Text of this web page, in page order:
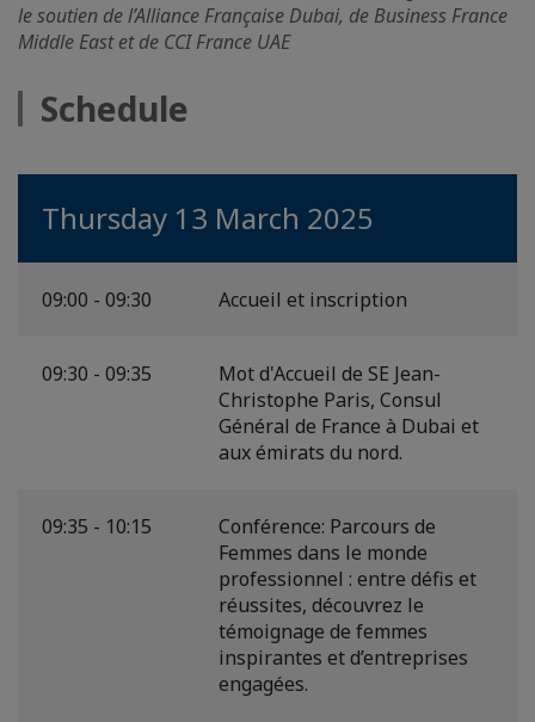
le soutien de l’Alliance Française Dubai, de Business France
Middle East et de CCI France UAE
Schedule
Thursday 13 March 2025
09:00 - 09:30 Accueil et inscription
09:30 - 09:35
Mot d'Accueil de SE Jean-
Christophe Paris, Consul
Général de France à Dubai et
aux émirats du nord.
09:35 - 10:15
Conférence: Parcours de
Femmes dans le monde
professionnel : entre défis et
réussites, découvrez le
témoignage de femmes
inspirantes et d’entreprises
engagées.